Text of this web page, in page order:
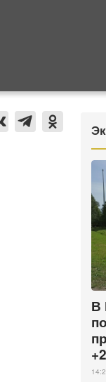
Культура
В